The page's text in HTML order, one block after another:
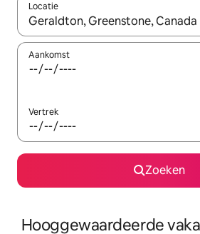
Locatie
Wanneer er resultaten beschikbaar
Aankomst
Vertrek
Zoeken
Hooggewaardeerde